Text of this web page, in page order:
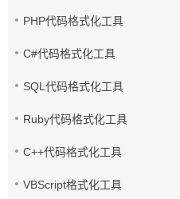
PHP代码格式化工具
C#代码格式化工具
SQL代码格式化工具
Ruby代码格式化工具
C++代码格式化工具
VBScript格式化工具